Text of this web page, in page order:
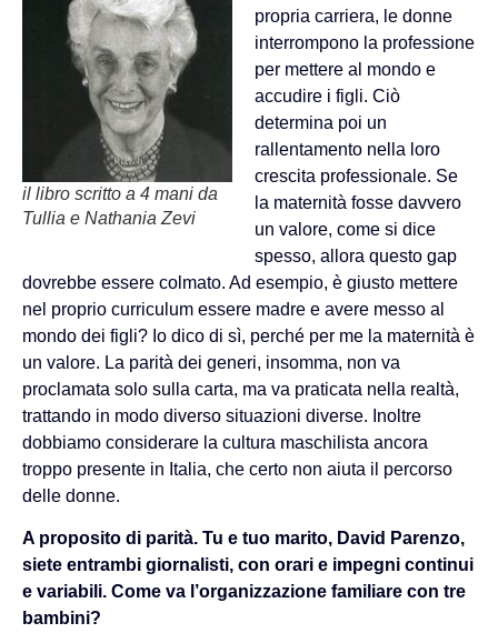
il libro scritto a 4 mani da
Tullia e Nathania Zevi
propria carriera, le donne
interrompono la professione
per mettere al mondo e
accudire i figli. Ciò
determina poi un
rallentamento nella loro
crescita professionale. Se
la maternità fosse davvero
un valore, come si dice
spesso, allora questo gap
dovrebbe essere colmato. Ad esempio, è giusto mettere
nel proprio curriculum essere madre e avere messo al
mondo dei figli? Io dico di sì, perché per me la maternità è
un valore. La parità dei generi, insomma, non va
proclamata solo sulla carta, ma va praticata nella realtà,
trattando in modo diverso situazioni diverse. Inoltre
dobbiamo considerare la cultura maschilista ancora
troppo presente in Italia, che certo non aiuta il percorso
delle donne.
A proposito di parità. Tu e tuo marito, David Parenzo,
siete entrambi giornalisti, con orari e impegni continui
e variabili. Come va l’organizzazione familiare con tre
bambini?